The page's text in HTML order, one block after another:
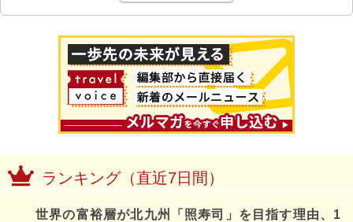
ランキング（直近7日間）
世界の富裕層が北九州「照寿司」を目指す理由、1